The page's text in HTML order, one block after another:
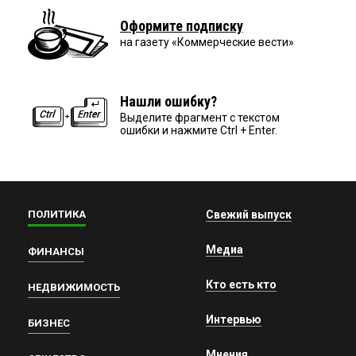
Оформите подписку
на газету «Коммерческие вести»
Нашли ошибку?
Выделите фрагмент с текстом
ошибки и нажмите Ctrl + Enter.
ПОЛИТИКА
ФИНАНСЫ
НЕДВИЖИМОСТЬ
БИЗНЕС
Свежий выпуск
Медиа
Кто есть кто
Интервью